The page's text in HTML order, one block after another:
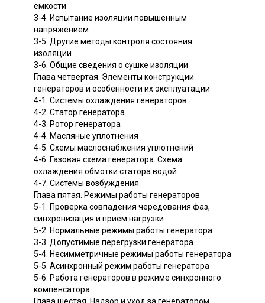
емкости
3-4. Испытание изоляции повышенным
напряжением
3-5. Другие методы контроля состояния
изоляции
3-6. Общие сведения о сушке изоляции
Глава четвертая. Элементы конструкции
генераторов и особенности их эксплуатации
4-1. Системы охлаждения генераторов
4-2. Статор генератора
4-3. Ротор генератора
4-4. Масляные уплотнения
4-5. Схемы маслоснабжения уплотнений
4-6. Газовая схема генератора. Схема
охлаждения обмотки статора водой
4-7. Системы возбуждения
Глава пятая. Режимы работы генераторов
5-1. Проверка совпадения чередования фаз,
синхронизация и прием нагрузки
5-2. Нормальные режимы работы генератора
3-3. Допустимые перегрузки генератора
5-4. Несимметричные режимы работы генератора
5-5. Асинхронный режим работы генератора
5-6. Работа генераторов в режиме синхронного
компенсатора
Глава шестая. Надзор и уход за генератором